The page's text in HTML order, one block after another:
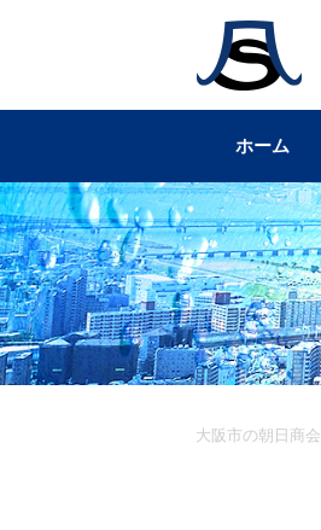
ホーム
大阪市の朝日商